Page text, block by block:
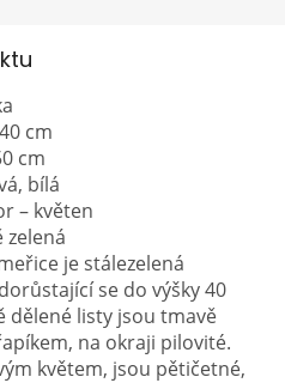
cm
- 50 cm
bílá
– květen
zelená
je stálezelená
se do výšky 40
dělené listy jsou tmavě
na okraji pilovité.
květem, jsou pětičetné,